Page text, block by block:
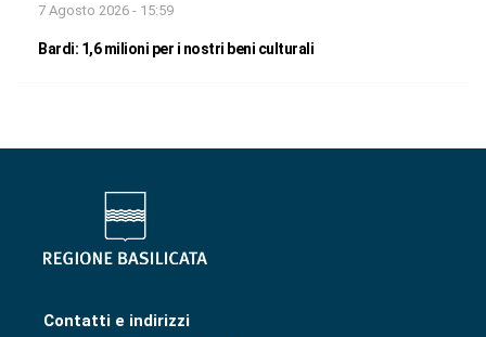
7 Agosto 2026 - 15:59
Bardi: 1,6 milioni per i nostri beni culturali
Contatti e indirizzi